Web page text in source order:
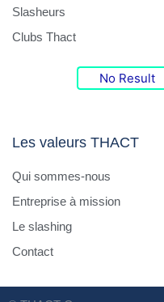
Slasheurs
Clubs Thact
No Result
Les valeurs THACT
Qui sommes-nous
Entreprise à mission
Le slashing
Contact